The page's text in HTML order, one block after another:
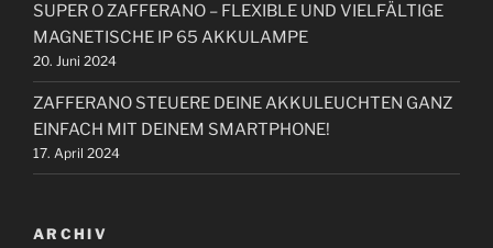
SUPER O ZAFFERANO – FLEXIBLE UND VIELFÄLTIGE
MAGNETISCHE IP 65 AKKULAMPE
20. Juni 2024
ZAFFERANO STEUERE DEINE AKKULEUCHTEN GANZ
EINFACH MIT DEINEM SMARTPHONE!
17. April 2024
ARCHIV